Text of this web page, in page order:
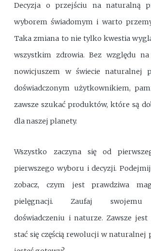
Decyzja o przejściu na naturalną
wyborem świadomym i warto
Taka zmiana to nie tylko kwestia
wszystkim zdrowia. Bez względu
nowicjuszem w świecie naturalnej
doświadczonym użytkownikiem,
zawsze szukać produktów, które są
dla naszej planety.
Wszystko zaczyna się od
pierwszego wyboru i decyzji.
zobacz, czym jest prawdziwa
pielęgnacji. Zaufaj swojemu
doświadczeniu i naturze. Zawsze jest
stać się częścią rewolucji w naturalnej